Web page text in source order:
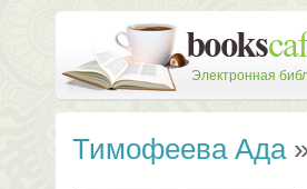
Электронная
Тимофеева Ада